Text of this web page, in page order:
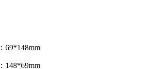
69*148mm
148*69mm